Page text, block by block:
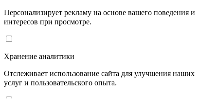
Персонализирует рекламу на основе вашего поведения и
интересов при просмотре.
Хранение аналитики
Отслеживает использование сайта для улучшения наших
услуг и пользовательского опыта.